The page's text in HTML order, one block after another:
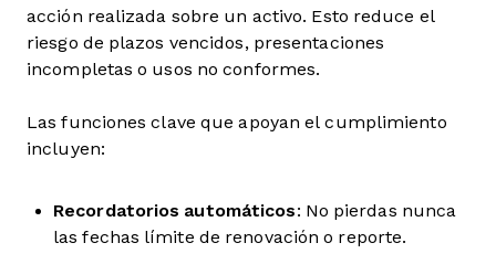
acción realizada sobre un activo. Esto reduce el
riesgo de plazos vencidos, presentaciones
incompletas o usos no conformes.
Las funciones clave que apoyan el cumplimiento
incluyen:
Recordatorios automáticos: No pierdas nunca
las fechas límite de renovación o reporte.